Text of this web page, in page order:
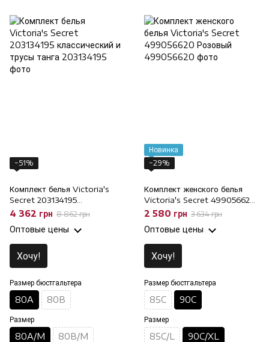
−51%
Комплект белья Victoria's
Secret 203134195
классический и трусы танга,
80A/M, 80A
4 362 грн 8 862 грн
Оптовые цены
Хочу!
Размер бюстгальтера
80A 80B
Размер
80A/M 80B/M
Новинка
−29%
Комплект женского белья
Victoria's Secret 499056620
Розовый, 90C/XL, 90C
2 580 грн 3 634 грн
Оптовые цены
Хочу!
Размер бюстгальтера
85C 90C
Размер
85C/L 90C/XL